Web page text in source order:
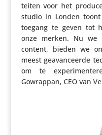
teiten voor het
studio in Londen
toegang te geven tot
onze merken. Nu we
content, bieden we
meest geavan­ceerde
om te
Gowrappan, CEO van